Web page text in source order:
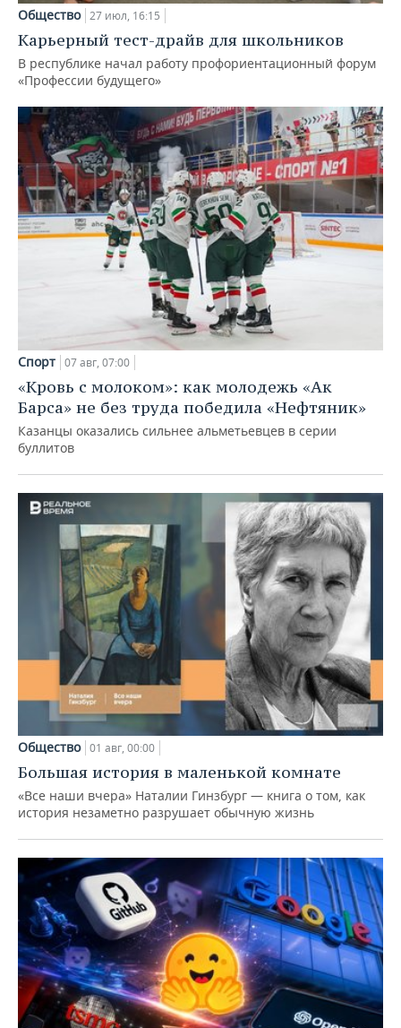
Общество 27 июл, 16:15
Карьерный тест-драйв для школьников
В республике начал работу профориентационный форум
«Профессии будущего»
Спорт 07 авг, 07:00
«Кровь с молоком»: как молодежь «Ак
Барса» не без труда победила «Нефтяник»
Казанцы оказались сильнее альметьевцев в серии
буллитов
Общество 01 авг, 00:00
Большая история в маленькой комнате
«Все наши вчера» Наталии Гинзбург — книга о том, как
история незаметно разрушает обычную жизнь